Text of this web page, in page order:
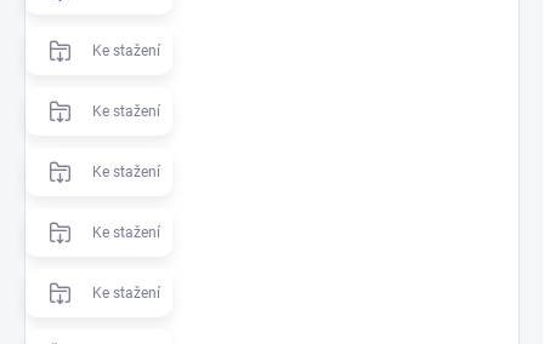
Ke stažení
Ke stažení
Ke stažení
Ke stažení
Ke stažení